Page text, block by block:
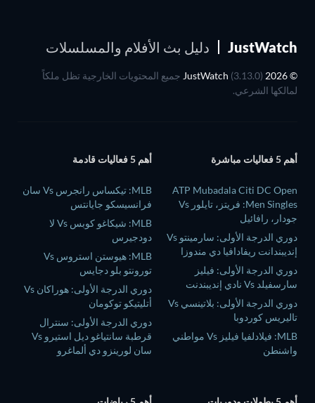
JustWatch دليل بث الأفلام والمسلسلات
(3.13.0) جميع المحتويات الخارجية تظل ملكاً
لمالكها الشرعي.
أهم 5 فعاليات مباشرة
ATP Mubadala Citi DC Open
Men Singles: فريتز، تايلور Vs
جودار، رافائيل
دوري الدرجة الأولى: سارمينتو Vs
إنديبندانت ريفادافيا دي مندوزا
دوري الدرجة الأولى: فيليز
سارسفيلد Vs نادي إنديبندنت
دوري الدرجة الأولى: بلاتينسي Vs
تاليريس كوردوبا
MLB: فيلادلفيا فيليز Vs مواطني
واشنطن
أهم 5 فعاليات قادمة
MLB: تيكساس رانجرس Vs سان
فرانسيسكو جايانتس
MLB: شيكاغو كوبس Vs لا
دودجيرس
MLB: هيوستن استروس Vs
تورونتو بلو دجايس
دوري الدرجة الأولى: هوراكان Vs
أتليتيكو توكومان
دوري الدرجة الأولى: سنترال
قرطبة سانتياغو ديل استيرو Vs
سان لورينزو دي ألماغرو